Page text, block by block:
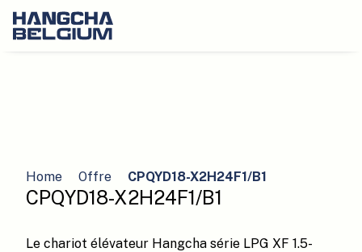
Home Offre CPQYD18-X2H24F1/B1
CPQYD18-X2H24F1/B1
Le chariot élévateur Hangcha série LPG XF 1.5-